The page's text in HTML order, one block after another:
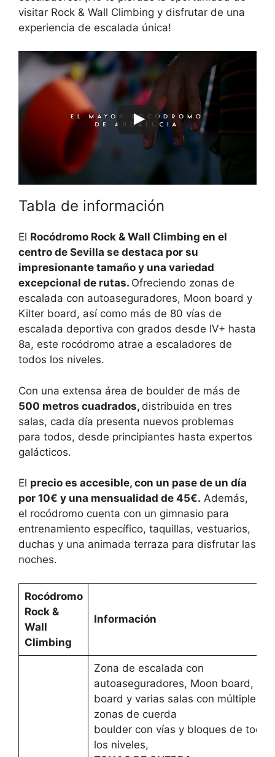
visitar Rock & Wall Climbing y disfrutar de una
experiencia de escalada única!
Tabla de información
El Rocódromo Rock & Wall Climbing en el
centro de Sevilla se destaca por su
impresionante tamaño y una variedad
excepcional de rutas. Ofreciendo zonas de
escalada con autoaseguradores, Moon board y
Kilter board, así como más de 80 vías de
escalada deportiva con grados desde IV+ hasta
8a, este rocódromo atrae a escaladores de
todos los niveles.
Con una extensa área de boulder de más de
500 metros cuadrados, distribuida en tres
salas, cada día presenta nuevos problemas
para todos, desde principiantes hasta expertos
galácticos.
El precio es accesible, con un pase de un día
por 10€ y una mensualidad de 45€. Además,
el rocódromo cuenta con un gimnasio para
entrenamiento específico, taquillas, vestuarios,
duchas y una animada terraza para disfrutar las
noches.
Rocódromo
Rock &
Wall
Climbing
Información
Zona de escalada con
autoaseguradores, Moon board,
board y varias salas con múltiples
zonas de cuerda
boulder con vías y bloques de todos
los niveles,